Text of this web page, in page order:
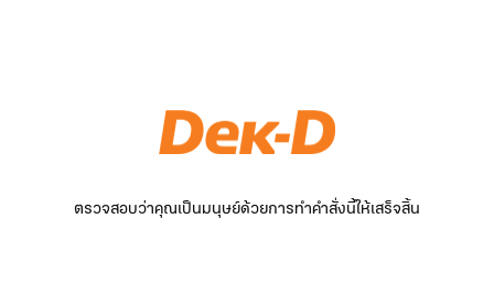
ตรวจสอบว่าคุณเป็นมนุษย์ด้วยการทำคำสั่งนี้ให้เสร็จสิ้น